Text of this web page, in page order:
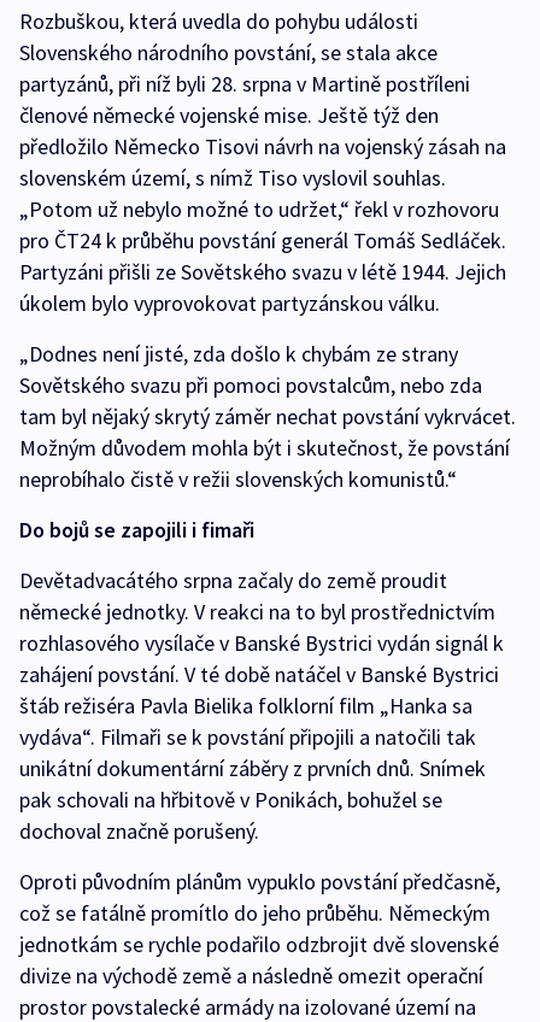
Rozbuškou, která uvedla do pohybu události
Slovenského národního povstání, se stala akce
partyzánů, při níž byli 28. srpna v Martině postříleni
členové německé vojenské mise. Ještě týž den
předložilo Německo Tisovi návrh na vojenský zásah na
slovenském území, s nímž Tiso vyslovil souhlas.
„Potom už nebylo možné to udržet,“ řekl v rozhovoru
pro ČT24 k průběhu povstání generál Tomáš Sedláček.
Partyzáni přišli ze Sovětského svazu v létě 1944. Jejich
úkolem bylo vyprovokovat partyzánskou válku.
„Dodnes není jisté, zda došlo k chybám ze strany
Sovětského svazu při pomoci povstalcům, nebo zda
tam byl nějaký skrytý záměr nechat povstání vykrvácet.
Možným důvodem mohla být i skutečnost, že povstání
neprobíhalo čistě v režii slovenských komunistů.“
Do bojů se zapojili i fimaři
Devětadvacátého srpna začaly do země proudit
německé jednotky. V reakci na to byl prostřednictvím
rozhlasového vysílače v Banské Bystrici vydán signál k
zahájení povstání. V té době natáčel v Banské Bystrici
štáb režiséra Pavla Bielika folklorní film „Hanka sa
vydáva“. Filmaři se k povstání připojili a natočili tak
unikátní dokumentární záběry z prvních dnů. Snímek
pak schovali na hřbitově v Ponikách, bohužel se
dochoval značně porušený.
Oproti původním plánům vypuklo povstání předčasně,
což se fatálně promítlo do jeho průběhu. Německým
jednotkám se rychle podařilo odzbrojit dvě slovenské
divize na východě země a následně omezit operační
prostor povstalecké armády na izolované území na